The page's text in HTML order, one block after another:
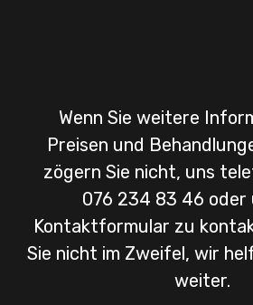
Wenn Sie weitere
Preisen und
zögern Sie nicht, uns
076 234 83 46 oder
Kontaktformular zu
Sie nicht im Zweifel, wir
weiter.